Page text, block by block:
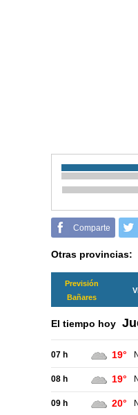
Comparte
Otras provincias:
Previsión
Bañares
El tiempo hoy
07 h 19°
08 h 19°
09 h 20°